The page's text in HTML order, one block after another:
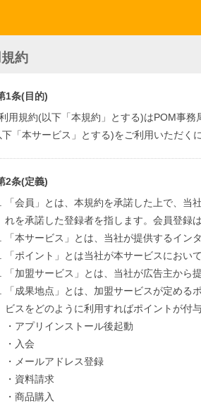
約
1条(目的)
用規約(以下「本規約」とする)はPOM事務
「本サービス」とする)をご利用いただく
2条(定義)
「会員」とは、本規約を承諾した上で、当
れを承諾した登録者を指します。会員登録
「本サービス」とは、当社が提供するイン
「ポイント」とは当社が本サービスにおい
「加盟サービス」とは、当社が広告主から
「成果地点」とは、加盟サービスが定め
ビスをどのように利用すればポイントが付
・アプリインストール後起動
・入会
・メールアドレス登録
・資料請求
・商品購入